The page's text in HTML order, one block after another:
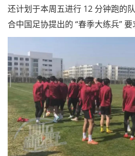
还计划于本周五进行 12 分钟跑的
合中国足协提出的 “春季大练兵” 要